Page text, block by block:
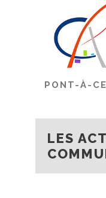
PONT-À-
LES